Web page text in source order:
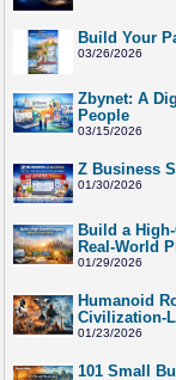
Build Your
03/26/2026
Zbynet: A
People
03/15/2026
Z Business
01/30/2026
Build a
Real-World
01/29/2026
Humanoid
Civilization-
01/23/2026
101 Small